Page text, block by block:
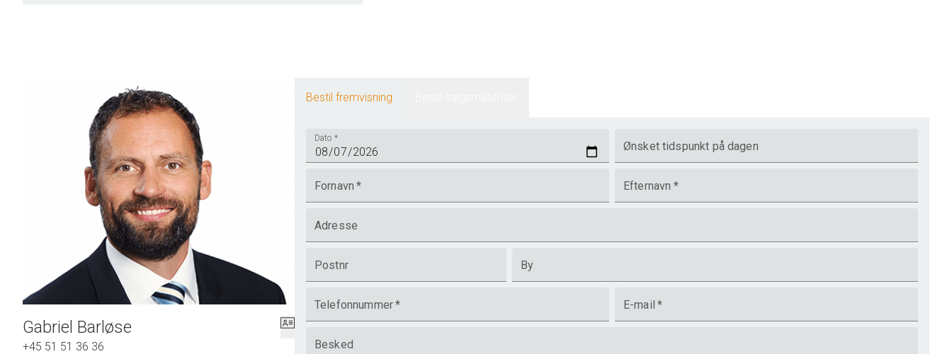
Gabriel Barløse
+45 51 51 36 36
Bestil fremvisning
Dato *
Ønsket tidspunkt på dagen
Fornavn * Efternavn *
Adresse
Postnr By
Telefonnummer* E-mail *
Besked